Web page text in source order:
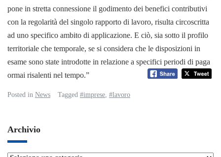
pone in stretta connessione il godimento dei benefici contributivi
con la regolarità del singolo rapporto di lavoro, risulta circoscritta
ad uno specifico ambito di applicazione. E ciò, sia sotto il profilo
territoriale che temporale, se si considera che le disposizioni in
esame sono state introdotte in relazione a specifici periodi di paga
ormai risalenti nel tempo.”
Posted in News Tagged #imprese, #lavoro
Archivio